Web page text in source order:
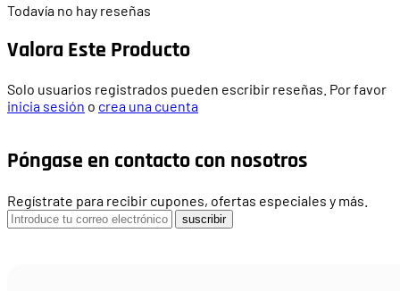
Todavía no hay reseñas
Valora Este Producto
Solo usuarios registrados pueden escribir reseñas. Por favor
inicia sesión o crea una cuenta
Póngase en contacto con nosotros
Regístrate para recibir cupones, ofertas especiales y más.
suscribir